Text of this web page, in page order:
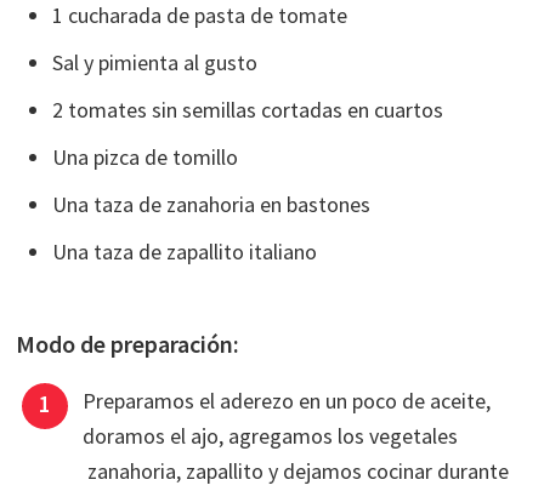
1 cucharada de pasta de tomate
Sal y pimienta al gusto
2 tomates sin semillas cortadas en cuartos
Una pizca de tomillo
Una taza de zanahoria en bastones
Una taza de zapallito italiano
Modo de preparación:
Preparamos el aderezo en un poco de aceite,
doramos el ajo, agregamos los vegetales
zanahoria, zapallito y dejamos cocinar durante